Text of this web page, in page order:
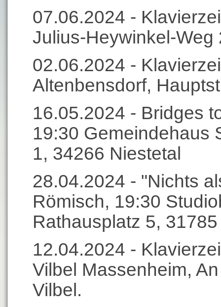
07.06.2024 -
Julius-Heywinkel-
02.06.2024 -
Altenbensdorf,
16.05.2024 - Bridges
19:30 Gemeindehaus
1, 34266 Niestetal
28.04.2024 - "Nichts
Römisch, 19:30
Rathausplatz 5,
12.04.2024 -
Vilbel Massenheim,
Vilbel.